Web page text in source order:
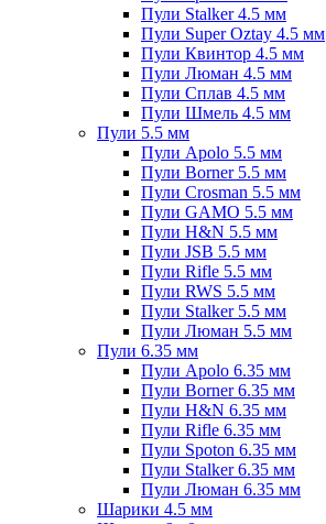
Пули Stalker 4.5 мм
Пули Super Oztay 4.5 мм
Пули Квинтор 4.5 мм
Пули Люман 4.5 мм
Пули Сплав 4.5 мм
Пули Шмель 4.5 мм
Пули 5.5 мм
Пули Apolo 5.5 мм
Пули Borner 5.5 мм
Пули Crosman 5.5 мм
Пули GAMO 5.5 мм
Пули H&N 5.5 мм
Пули JSB 5.5 мм
Пули Rifle 5.5 мм
Пули RWS 5.5 мм
Пули Stalker 5.5 мм
Пули Люман 5.5 мм
Пули 6.35 мм
Пули Apolo 6.35 мм
Пули Borner 6.35 мм
Пули H&N 6.35 мм
Пули Rifle 6.35 мм
Пули Spoton 6.35 мм
Пули Stalker 6.35 мм
Пули Люман 6.35 мм
Шарики 4.5 мм